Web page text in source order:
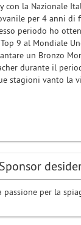
con la Nazionale
per 4 anni di
periodo ho
9 al Mondiale
un Bronzo
durante il
stagioni vanto la
Sponsor
passione per la